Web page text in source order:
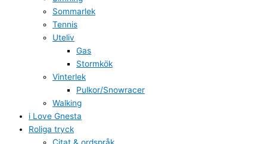
Sommarlek
Tennis
Uteliv
Gas
Stormkök
Vinterlek
Pulkor/Snowracer
Walking
i Love Gnesta
Roliga tryck